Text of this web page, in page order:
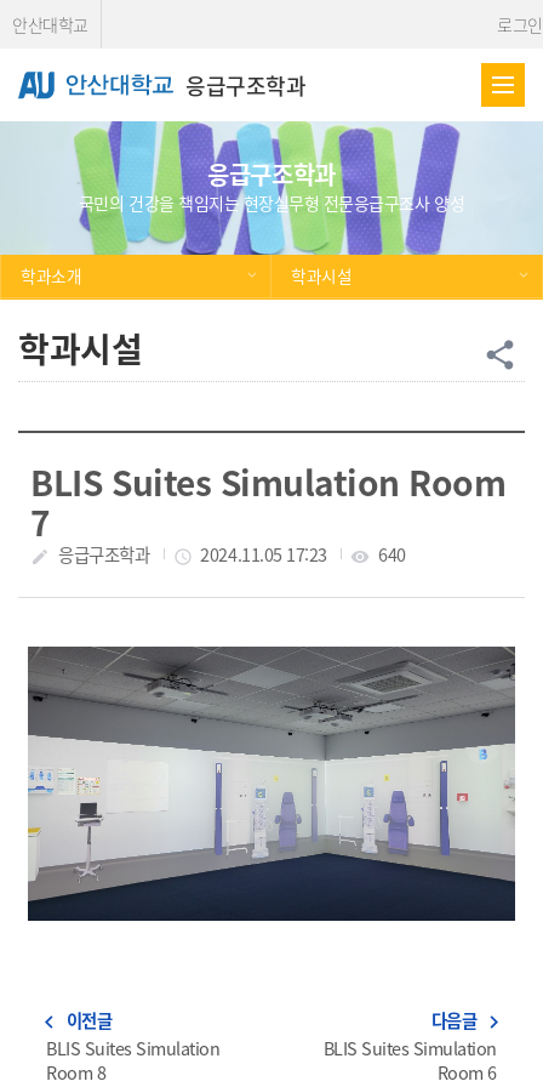
Skip Menu
안산대학교 로그인
응급구조학과
응급구조학과
국민의 건강을 책임지는 현장실무형 전문응급구조사 양성
학과소개 학과시설
학과시설 공
share
BLIS Suites Simulation Room
7
작성자
create 응급구조학과 작성일
access_time 2024.11.05 17:23 조회수
visibility 640
navigate_before 이전글
BLIS Suites Simulation
Room 8
다음글 navigate_next
BLIS Suites Simulation
Room 6